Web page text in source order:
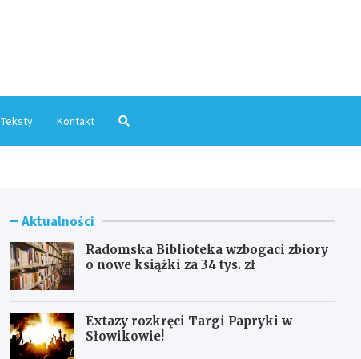
Teksty Kontakt
Aktualności
Radomska Biblioteka wzbogaci zbiory
o nowe książki za 34 tys. zł
Extazy rozkręci Targi Papryki w
Słowikowie!